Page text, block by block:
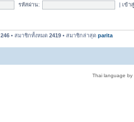
รหัสผ่าน: | เข้า
246 • สมาชิกทั้งหมด 2419 • สมาชิกล่าสุด parita
Thai language by